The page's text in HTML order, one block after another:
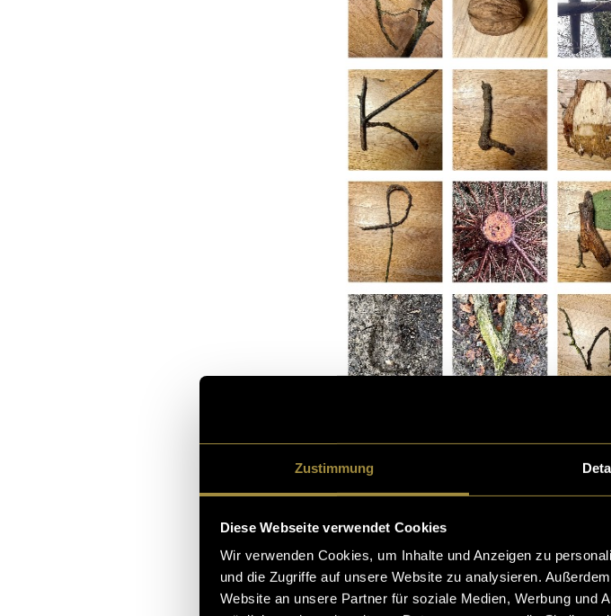
Zustimmung
Diese Webseite verwendet Cookies
Wir verwenden Cookies, um Inhalte und Anzeigen zu
und die Zugriffe auf unsere Website zu analysieren.
Website an unsere Partner für soziale Medien, Werbung und
Die Schrift ist, wie die Natur auch, ein